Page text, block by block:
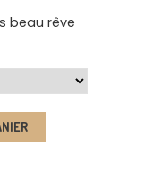
beau rêve